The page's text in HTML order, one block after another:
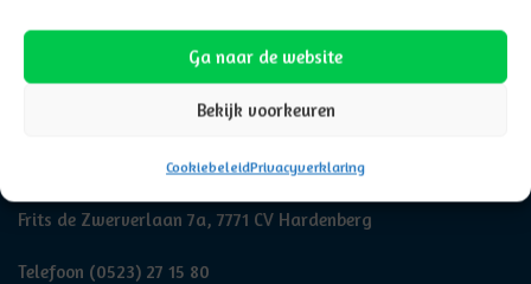
Ga naar de website
Bekijk voorkeuren
CookiebeleidPrivacyverklaring
Adresgegevens
Frits de Zwerverlaan 7a, 7771 CV Hardenberg
Telefoon (0523) 27 15 80